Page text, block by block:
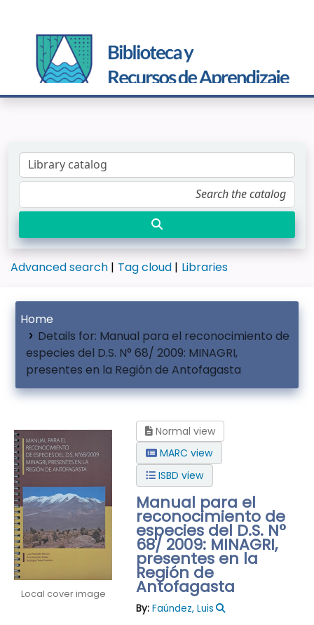
Advanced search Tag cloud Libraries
Home
Details for: Manual para el reconocimiento de
especies del D.S. N° 68/ 2009: MINAGRI,
presentes en la Región de Antofagasta
Local cover image
Normal view
MARC view
ISBD view
Manual para el
reconocimiento de
especies del D.S. N°
68/ 2009: MINAGRI,
presentes en la
Región de
Antofagasta
By: Faúndez, Luis